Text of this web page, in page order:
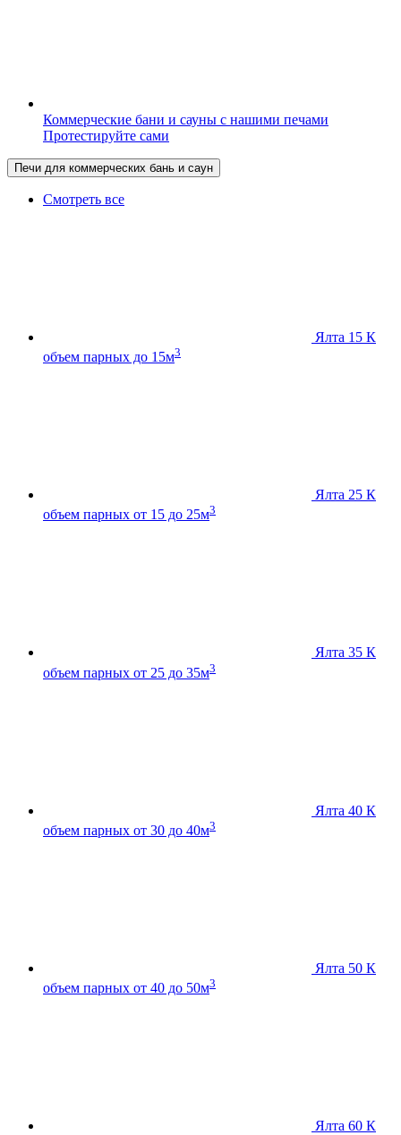
Коммерческие бани и сауны с нашими печами
Протестируйте сами
Печи для коммерческих бань и саун
Смотреть все
Ялта 15 К
объем парных до 15м3
Ялта 25 К
объем парных от 15 до 25м3
Ялта 35 К
объем парных от 25 до 35м3
Ялта 40 К
объем парных от 30 до 40м3
Ялта 50 К
объем парных от 40 до 50м3
Ялта 60 К